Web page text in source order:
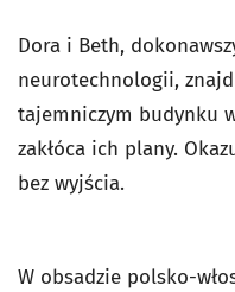
Dora i Beth,
neurotechnologii,
tajemniczym budynku
zakłóca ich plany.
bez wyjścia.
W obsadzie polsko-